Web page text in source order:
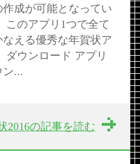
作成が可能となってい
このアプリ1つで全て
なえる優秀な年賀状ア
ダウンロード アプリ
...
2016の記事を読む